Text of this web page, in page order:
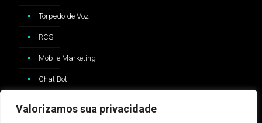
Valorizamos sua privacidade
Torpedo de Voz
RCS
Mobile Marketing
Chat Bot